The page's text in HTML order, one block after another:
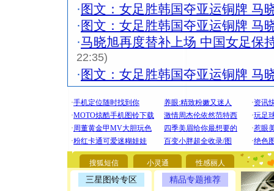
· 图文：女足胜韩国夺亚运铜牌 马
· 图文：女足胜韩国夺亚运铜牌 马
·马晓旭再度替补上场 中国女足保
22:35)
· 图文：女足胜韩国夺亚运铜牌 马
搜狐短信 小灵通 性感丽人
三星图铃专区 精品专题推荐
[圣诞节]
你太多
要平安！
[圣诞节]
能正大光